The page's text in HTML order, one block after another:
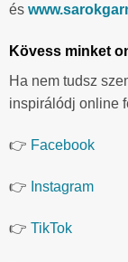
és
Kövess minket
Ha nem tudsz
inspirálódj online
👉 Facebook
👉 Instagram
👉 TikTok